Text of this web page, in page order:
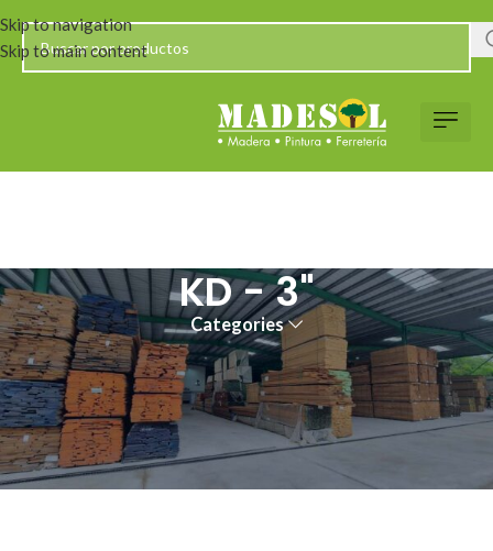
Skip to navigation
Skip to main content
KD - 3"
Categories